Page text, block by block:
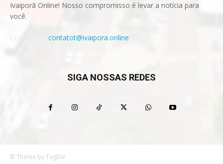
Ivaiporã Online! Nosso compromisso é levar a notícia para
você.
contatot@ivaipora.online
SIGA NOSSAS REDES
© Theme by TagDiv